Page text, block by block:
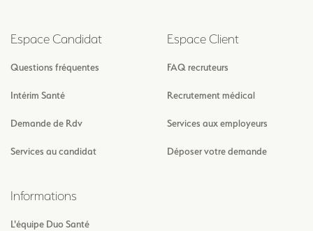
Espace Candidat
Questions fréquentes
Intérim Santé
Demande de Rdv
Services au candidat
Espace Client
FAQ recruteurs
Recrutement médical
Services aux employeurs
Déposer votre demande
Informations
L'équipe Duo Santé